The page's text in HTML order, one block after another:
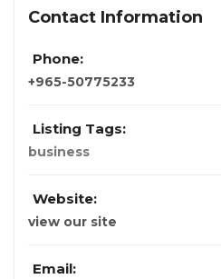
Contact Information
Phone:
+965-50775233
Listing Tags:
business
Website:
view our site
Email: